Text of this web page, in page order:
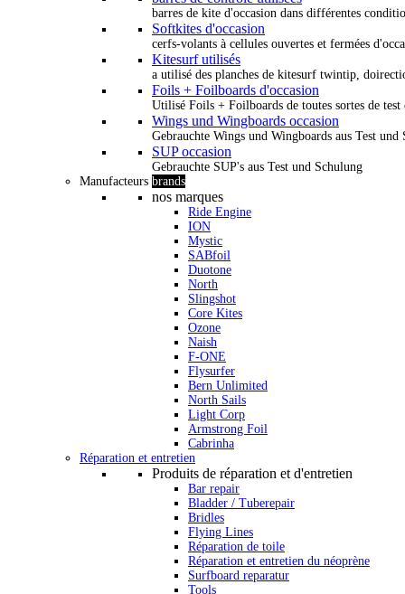
barres de kite d'occasion dans différentes
Softkites d'occasion
cerfs-volants à cellules ouvertes et fermées
Kitesurf utilisés
a utilisé des planches de kitesurf twintip,
Foils + Foilboards d'occasion
Utilisé Foils + Foilboards de toutes sortes de test
Wings und Wingboards occasion
Gebrauchte Wings und Wingboards aus Test und
SUP occasion
Gebrauchte SUP's aus Test und Schulung
Manufacteurs brands
nos marques
Ride Engine
ION
Mystic
SABfoil
Duotone
North
Slingshot
Core Kites
Ozone
Naish
F-ONE
Flysurfer
Bern Unlimited
North Sails
Light Corp
Armstrong Foil
Cabrinha
Réparation et entretien
Produits de réparation et d'entretien
Bar repair
Bladder / Tuberepair
Bridles
Flying Lines
Réparation de toile
Réparation et entretien du néoprène
Surfboard reparatur
Tools